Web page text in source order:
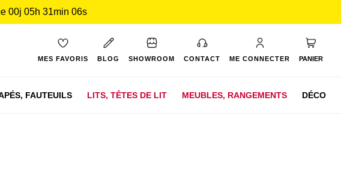
00j 05h 31min 05s
MES FAVORIS BLOG SHOWROOM CONTACT ME CONNECTER PANIER
FAUTEUILS LITS, TÊTES DE LIT MEUBLES, RANGEMENTS DÉCO